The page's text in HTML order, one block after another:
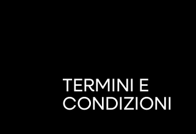
TERMINI E
CONDIZIONI